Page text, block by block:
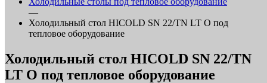
—
Холодильный стол HICOLD SN 22/TN LT O под
тепловое оборудование
Холодильный стол HICOLD SN 22/TN
LT O под тепловое оборудование